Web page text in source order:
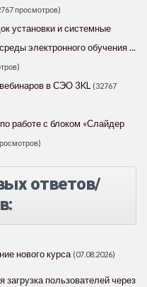
просмотров)
установки и системные
электронного обучения ...
в СЭО 3KL (32767
работе с блоком «Слайдер
ответов/
нового курса (07.08.2026)
загрузка пользователей через